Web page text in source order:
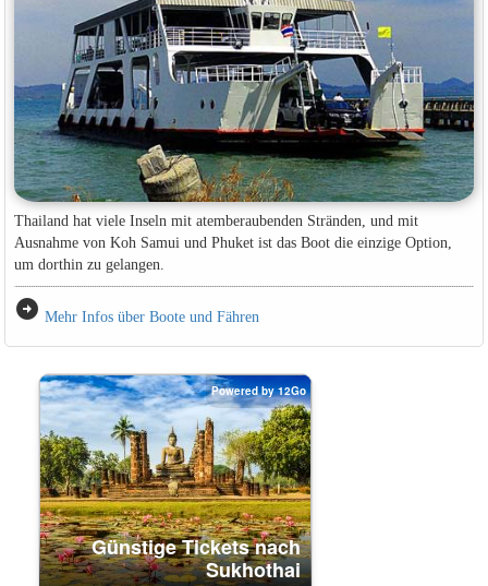
Thailand hat viele Inseln mit atemberaubenden Stränden, und mit
Ausnahme von Koh Samui und Phuket ist das Boot die einzige Option,
um dorthin zu gelangen.
arrow_circle_right Mehr Infos über Boote und Fähren